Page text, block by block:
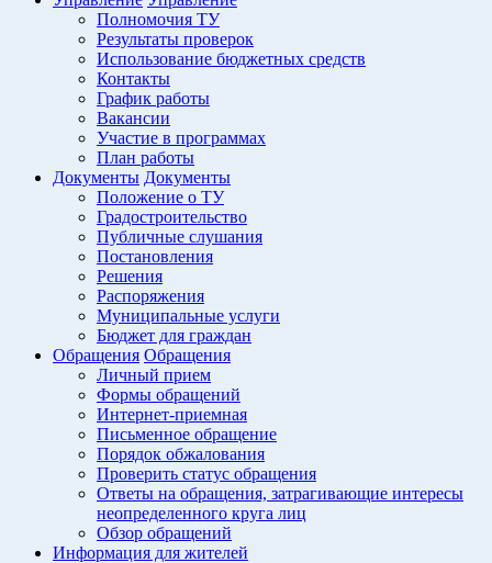
Полномочия ТУ
Результаты проверок
Использование бюджетных средств
Контакты
График работы
Вакансии
Участие в программах
План работы
Документы Документы
Положение о ТУ
Градостроительство
Публичные слушания
Постановления
Решения
Распоряжения
Муниципальные услуги
Бюджет для граждан
Обращения Обращения
Личный прием
Формы обращений
Интернет-приемная
Письменное обращение
Порядок обжалования
Проверить статус обращения
Ответы на обращения, затрагивающие интересы
неопределенного круга лиц
Обзор обращений
Информация для жителей